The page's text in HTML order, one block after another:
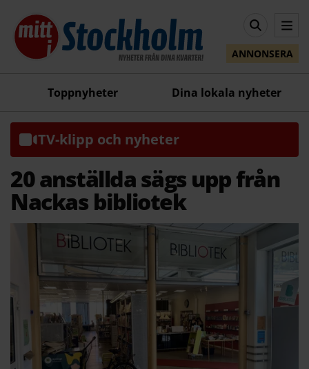
ANNONSERA
Toppnyheter Dina lokala nyheter
TV-klipp och nyheter
20 anställda sägs upp från
Nackas bibliotek